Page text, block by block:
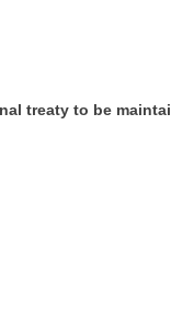
treaty to be